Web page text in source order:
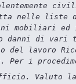
nelle liste
mobiliari
danni di
lavoro
i
Valuto